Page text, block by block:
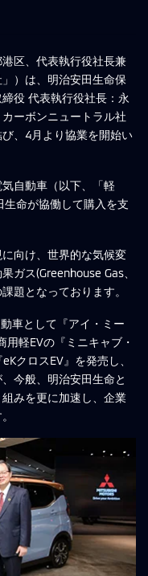
区、代表執行役社長兼
）は、明治安田生命保
役 代表執行役社長：永
ーボンニュートラル社
、4月より協業を開始い
自動車（以下、「軽
生命が協働して購入を支
向け、世界的な気候変
ガス(Greenhouse Gas、
題となっております。
車として『アイ・ミー
軽EVの『ミニキャブ・
クロスEV』を発売し、
今般、明治安田生命と
みを更に加速し、企業